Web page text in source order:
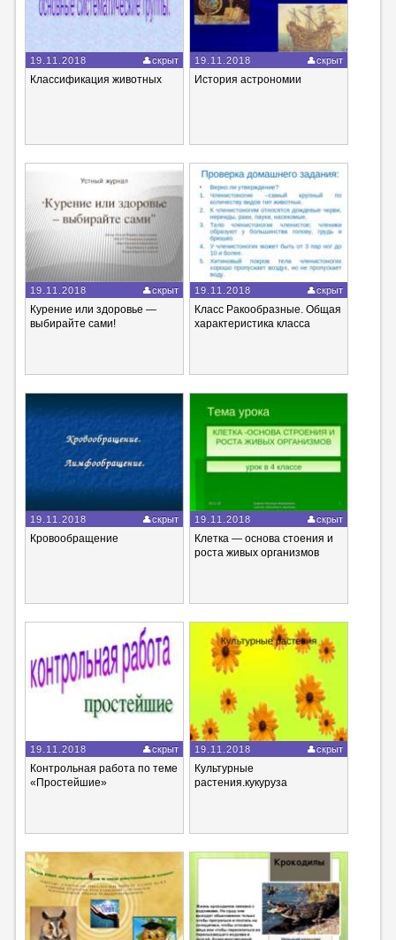
19.11.2018 скрыт
Классификация животных
19.11.2018 скрыт
История астрономии
19.11.2018 скрыт
Курение или здоровье —
выбирайте сами!
19.11.2018 скрыт
Класс Ракообразные. Общая
характеристика класса
19.11.2018 скрыт
Кровообращение
19.11.2018 скрыт
Клетка — основа стоения и
роста живых организмов
19.11.2018 скрыт
Контрольная работа по теме
«Простейшие»
19.11.2018 скрыт
Культурные
растения.кукуруза